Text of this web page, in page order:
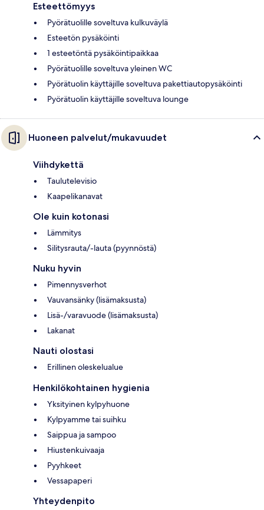
Esteettömyys
Pyörätuolille soveltuva kulkuväylä
Esteetön pysäköinti
1 esteetöntä pysäköintipaikkaa
Pyörätuolille soveltuva yleinen WC
Pyörätuolin käyttäjille soveltuva pakettiautopysäköinti
Pyörätuolin käyttäjille soveltuva lounge
Huoneen palvelut/mukavuudet
Viihdykettä
Taulutelevisio
Kaapelikanavat
Ole kuin kotonasi
Lämmitys
Silitysrauta/-lauta (pyynnöstä)
Nuku hyvin
Pimennysverhot
Vauvansänky (lisämaksusta)
Lisä-/varavuode (lisämaksusta)
Lakanat
Nauti olostasi
Erillinen oleskelualue
Henkilökohtainen hygienia
Yksityinen kylpyhuone
Kylpyamme tai suihku
Saippua ja sampoo
Hiustenkuivaaja
Pyyhkeet
Vessapaperi
Yhteydenpito